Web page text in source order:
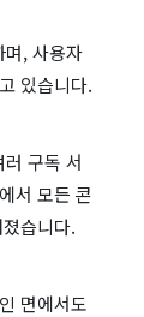
며, 사용자
있습니다.
구독 서
서 모든 콘
습니다.
면에서도